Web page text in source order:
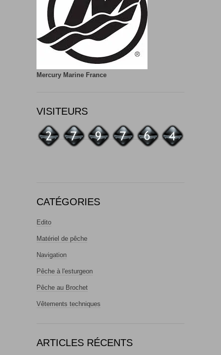
Mercury Marine France
VISITEURS
CATÉGORIES
Edito
Matériel de pêche
Navigation
Pêche à l'esturgeon
Pêche au Brochet
Vêtements techniques
ARTICLES RÉCENTS